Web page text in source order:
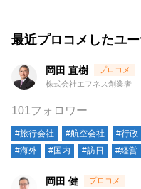
最近プロコメしたユ
岡田 直樹
株式会社エフネス創業者
101フォロワー
#旅行会社 #航空会社 #行政
#海外
#国内 #訪日 #経営
岡田 健